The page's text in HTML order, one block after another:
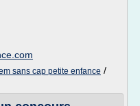
sans cap petite enfance /